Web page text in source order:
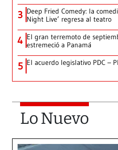
3 Deep Fried Comedy: la
Night Live’ regresa al teatro
4 El gran terremoto de
estremeció a Panamá
5 El acuerdo legislativo PDC –
Lo Nuevo